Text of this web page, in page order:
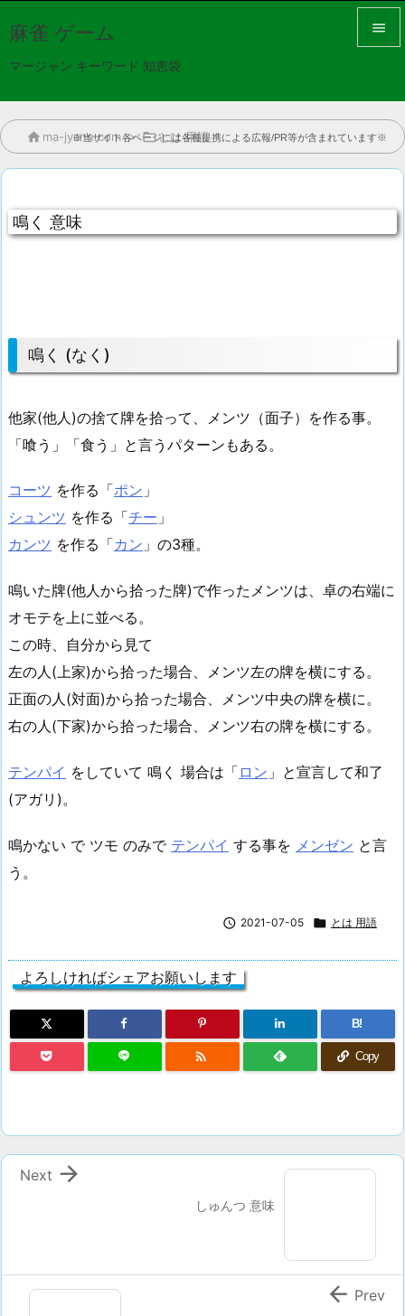

サイド


麻雀 ゲーム
マージャン キーワード 知恵袋
 ma-jyann.com > とは 用語
※当サイト各ページには各種提携による広報/PR等が含まれています※
鳴く 意味
鳴く (なく)
他家(他人)の捨て牌を拾って、メンツ（面子）を作る事。
「喰う」「食う」と言うパターンもある。
コーツ を作る「ポン 」
シュンツ を作る「チー 」
カンツ を作る「カン 」の3種。
鳴いた牌(他人から拾った牌)で作ったメンツは、卓の右端に
オモテを上に並べる。
この時、自分から見て
左の人(上家)から拾った場合、メンツ左の牌を横にする。
正面の人(対面)から拾った場合、メンツ中央の牌を横に。
右の人(下家)から拾った場合、メンツ右の牌を横にする。
テンパイ をしていて 鳴く 場合は「 ロン 」と宣言して和了
(アガリ)。
鳴かない で ツモ のみで テンパイ する事を メンゼン と言
う。
 2021-07-05  とは 用語
よろしければシェアお願いします
B!
 Copy
しゅんつ 意味

Next
 Prev